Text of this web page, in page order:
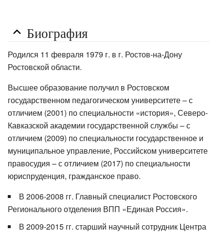
Биография
Родился 11 февраля 1979 г. в г. Ростов-на-Дону
Ростовской области.
Высшее образование получил в Ростовском
государственном педагогическом университете – с
отличием (2001) по специальности «история», Северо-
Кавказской академии государственной службы – с
отличием (2009) по специальности государственное и
муниципальное управление, Российском университете
правосудия – с отличием (2017) по специальности
юриспруденция, гражданское право.
В 2006-2008 гг. Главный специалист Ростовского
Регионального отделения ВПП «Единая Россия».
В 2009-2015 гг. старший научный сотрудник Центра